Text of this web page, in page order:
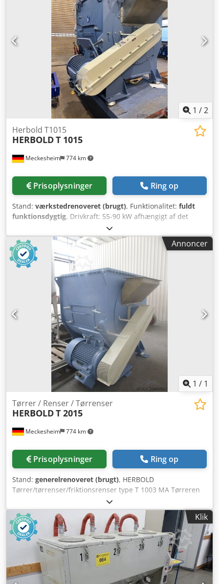
1 /2
Meckesheim 774 km
Herbold T1015
HERBOLDT 1015
Prisoplysninger Ring op
Stand: værkstedrenoveret (brugt), Funktionalitet: fuldt
funktionsdygtig, Drivkraft: 55-90 kW afhængigt af det
krævede behov og opgave Dcjdpfx Aezrtlzsb Rsk
Anvendelse: Tørring og rengøring af hårdplast, PET-flager,
film Kapacitet: 800-2500 kg/t afhængigt af
opgavematerialet
Annoncer
1 / 1
Meckesheim 774 km
Tørrer / Renser / Tørrenser
HERBOLDT 2015
Prisoplysninger Ring op
Stand: generelrenoveret (brugt), HERBOLD
Tørrer/tørrenser/friktionsrenser type T 1003 MA Tørreren
er udstyret med et omkredsende sigterenser-system.
Rotordiameter: ca. 900 mm Rotorbredde: ca. 1450 mm
Drivkraft: 75 kW Dcodpezrtlnofx Ab Rsk
Klik